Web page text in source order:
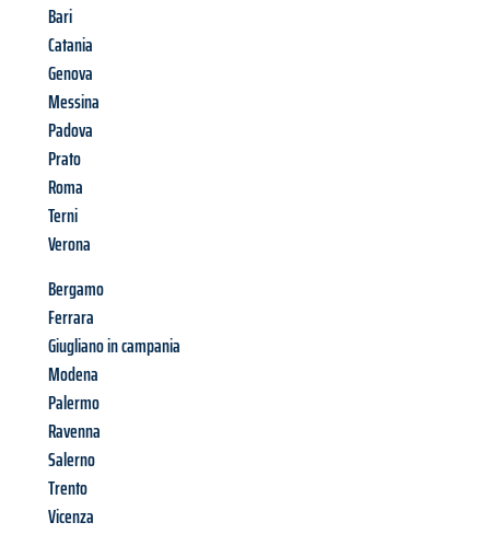
Bari
Catania
Genova
Messina
Padova
Prato
Roma
Terni
Verona
Bergamo
Ferrara
Giugliano in campania
Modena
Palermo
Ravenna
Salerno
Trento
Vicenza